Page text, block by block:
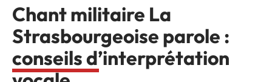
Chant militaire La
Strasbourgeoise parole :
conseils d’interprétation